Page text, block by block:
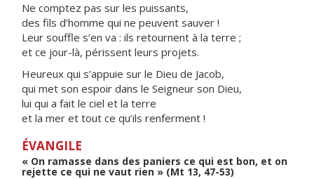
Ne comptez pas sur les puissants,
des fils d’homme qui ne peuvent sauver !
Leur souffle s’en va : ils retournent à la terre ;
et ce jour-là, périssent leurs projets.
Heureux qui s’appuie sur le Dieu de Jacob,
qui met son espoir dans le Seigneur son Dieu,
lui qui a fait le ciel et la terre
et la mer et tout ce qu’ils renferment !
ÉVANGILE
« On ramasse dans des paniers ce qui est bon, et on
rejette ce qui ne vaut rien » (Mt 13, 47-53)